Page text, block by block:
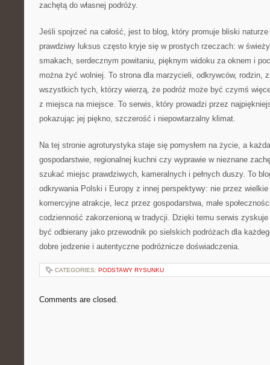
zachętą do własnej podróży.
Jeśli spojrzeć na całość, jest to blog, który promuje bliski
prawdziwy luksus często kryje się w prostych rzeczach: w
smakach, serdecznym powitaniu, pięknym widoku za oknem i
można żyć wolniej. To strona dla marzycieli, odkrywców, rodzin,
wszystkich tych, którzy wierzą, że podróż może być czymś
z miejsca na miejsce. To serwis, który prowadzi przez
pokazując jej piękno, szczerość i niepowtarzalny klimat.
Na tej stronie agroturystyka staje się pomysłem na życie, a
gospodarstwie, regionalnej kuchni czy wyprawie w nieznane
szukać miejsc prawdziwych, kameralnych i pełnych duszy. To
odkrywania Polski i Europy z innej perspektywy: nie przez
komercyjne atrakcje, lecz przez gospodarstwa, małe
codzienność zakorzenioną w tradycji. Dzięki temu serwis
być odbierany jako przewodnik po sielskich podróżach dla
dobre jedzenie i autentyczne podróżnicze doświadczenia.
CATEGORIES: PODSTAWY RYSUNKU
Comments are closed.